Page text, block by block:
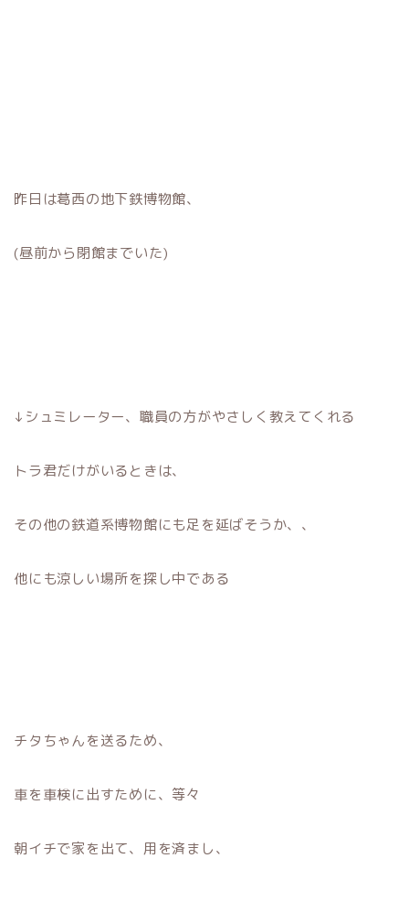
昨日は葛西の地下鉄博物館、
(昼前から閉館までいた)
↓シュミレーター、職員の方がやさしく教えてくれる
トラ君だけがいるときは、
その他の鉄道系博物館にも足を延ばそうか、、
他にも涼しい場所を探し中である
チタちゃんを送るため、
車を車検に出すために、等々
朝イチで家を出て、用を済まし、